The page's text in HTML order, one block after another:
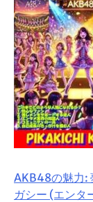
AKB48の魅力:
ガシー (エンタ